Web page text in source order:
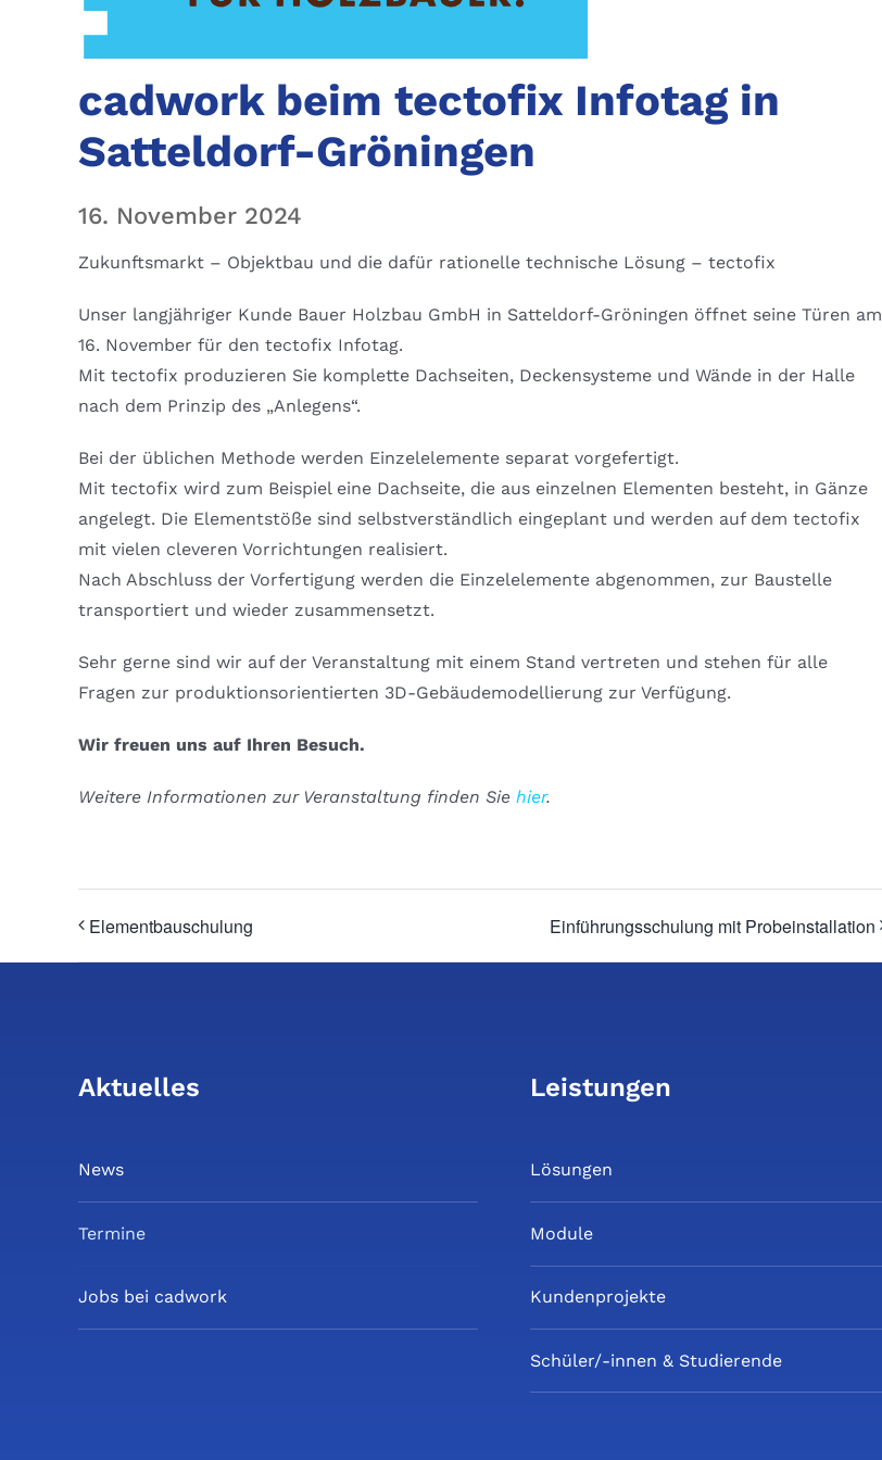
cadwork beim tectofix Infotag in
Satteldorf-Gröningen
16. November 2024
Zukunftsmarkt – Objektbau und die dafür rationelle technische Lösung – tectofix
Unser langjähriger Kunde Bauer Holzbau GmbH in Satteldorf-Gröningen öffnet seine Türen am
16. November für den tectofix Infotag.
Mit tectofix produzieren Sie komplette Dachseiten, Deckensysteme und Wände in der Halle
nach dem Prinzip des „Anlegens“.
Bei der üblichen Methode werden Einzelelemente separat vorgefertigt.
Mit tectofix wird zum Beispiel eine Dachseite, die aus einzelnen Elementen besteht, in Gänze
angelegt. Die Elementstöße sind selbstverständlich eingeplant und werden auf dem tectofix
mit vielen cleveren Vorrichtungen realisiert.
Nach Abschluss der Vorfertigung werden die Einzelelemente abgenommen, zur Baustelle
transportiert und wieder zusammensetzt.
Sehr gerne sind wir auf der Veranstaltung mit einem Stand vertreten und stehen für alle
Fragen zur produktionsorientierten 3D-Gebäudemodellierung zur Verfügung.
Wir freuen uns auf Ihren Besuch.
Weitere Informationen zur Veranstaltung finden Sie hier.
Elementbauschulung Einführungsschulung mit Probeinstallation
Aktuelles
News
Termine
Jobs bei cadwork
Leistungen
Lösungen
Module
Kundenprojekte
Schüler/-innen & Studierende